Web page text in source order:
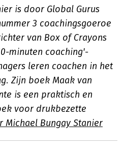
is door Global Gurus
3 coachingsgoeroe
van Box of Crayons
minuten coaching'-
leren coachen in het
Zijn boek Maak van
is een praktisch en
voor drukbezette
Michael Bungay Stanier